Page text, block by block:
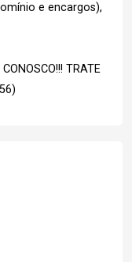
e encargos),
TRATE